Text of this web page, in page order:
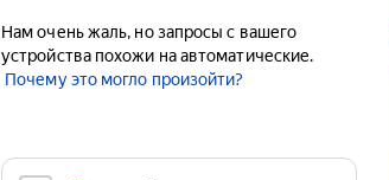
Нам очень жаль, но запросы с вашего
устройства похожи на автоматические.
Почему это могло произойти?